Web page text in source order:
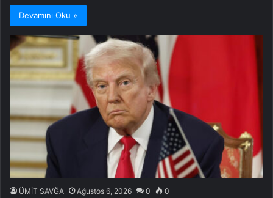
Devamını Oku »
ÜMİT SAVĞA Ağustos 6, 2026 0 0